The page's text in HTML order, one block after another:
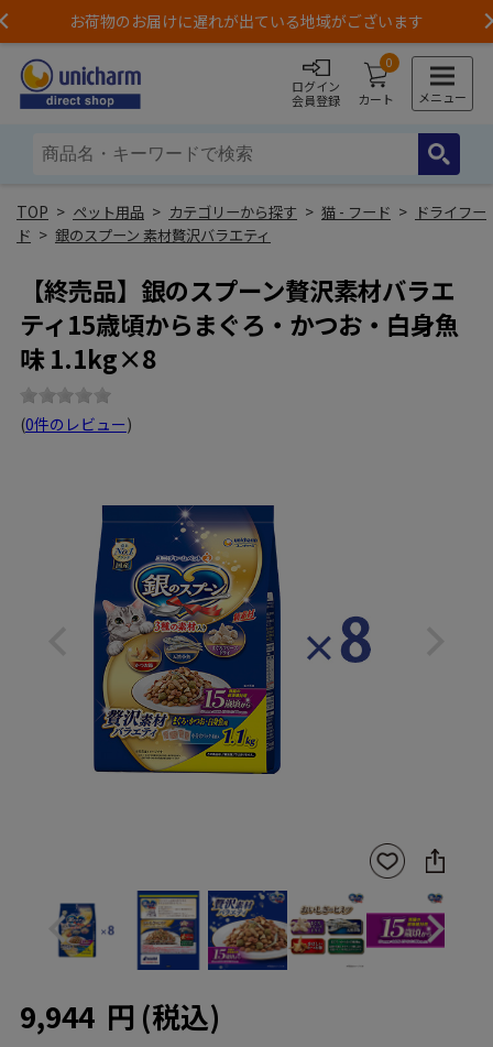
お荷物のお届けに遅れが出ている地域がございます
ログイン
会員登録
0
カート メニュー
> ペット用品 > カテゴリーから探す > 猫 - フード > ドライフー
ド > 銀のスプーン 素材贅沢バラエティ
【終売品】銀のスプーン贅沢素材バラエ
ティ15歳頃からまぐろ・かつお・白身魚
味 1.1kg×8
(0件のレビュー)
お気
に入
登録
SNS
に
ェ
ア
Previous Next
9,944 円 (税込)